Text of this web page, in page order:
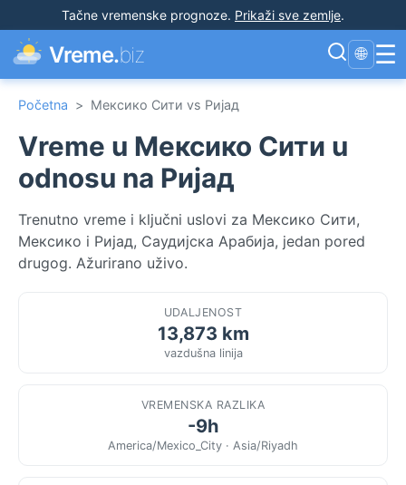
Tačne vremenske prognoze. Prikaži sve zemlje.
Vreme.biz 🌐 ☰
Početna > Мексико Сити vs Ријад
Vreme u Мексико Сити u
odnosu na Ријад
Trenutno vreme i ključni uslovi za Мексико Сити,
Мексико i Ријад, Саудијска Арабија, jedan pored
drugog. Ažurirano uživo.
UDALJENOST
13,873 km
vazdušna linija
VREMENSKA RAZLIKA
-9h
America/Mexico_City · Asia/Riyadh